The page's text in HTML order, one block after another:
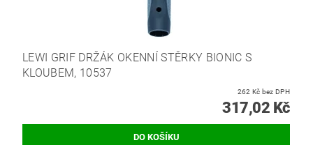
LEWI GRIF DRŽÁK OKENNÍ STĚRKY BIONIC S
KLOUBEM, 10537
262 Kč bez DPH
317,02 Kč